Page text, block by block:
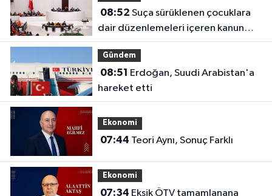
08:52
dair düzenlemeleri içeren kanun
teklifi görüşülüyor
Gündem
08:51
hareket etti
Ekonomi
07:44 Teori Aynı, Sonuç Farklı
Ekonomi
07:34